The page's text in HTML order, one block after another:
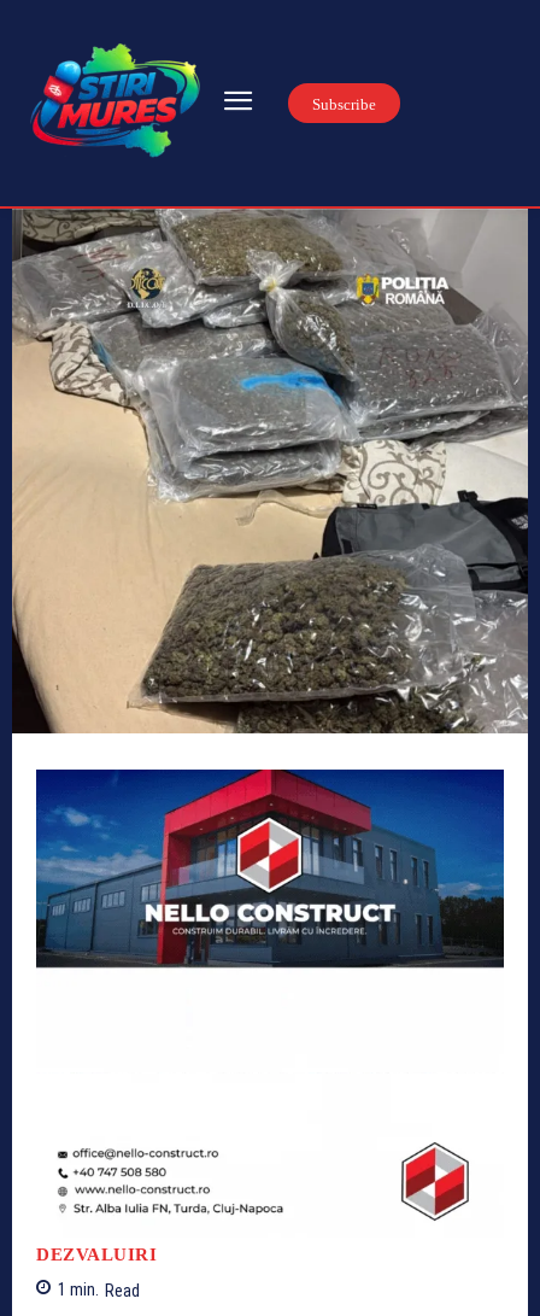
Subscribe
DEZVALUIRI
1 min. Read